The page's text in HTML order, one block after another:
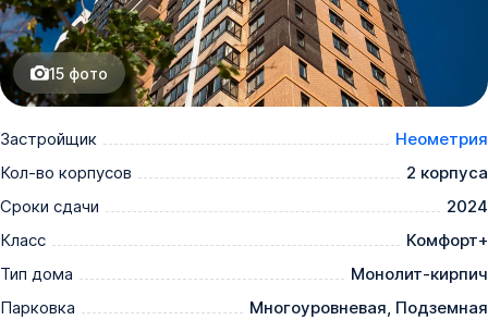
15 фото
Застройщик
Неометрия
Кол-во корпусов
2 корпуса
Сроки сдачи
2024
Класс
Комфорт+
Тип дома
Монолит-кирпич
Парковка
Многоуровневая, Подземная